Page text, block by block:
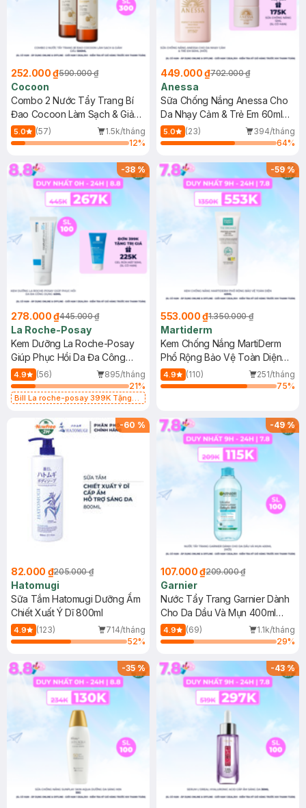
252.000 ₫590.000 ₫
Cocoon
Combo 2 Nước Tẩy Trang Bí
Đao Cocoon Làm Sạch & Giảm
Dầu 500ml
5.0 (57)
1.5k/tháng
12%
449.000 ₫702.000 ₫
Anessa
Sữa Chống Nắng Anessa Cho
Da Nhạy Cảm & Trẻ Em 60ml
(Mới)
5.0 (23)
394/tháng
64%
-38%
278.000 ₫445.000 ₫
La Roche-Posay
Kem Dưỡng La Roche-Posay
Giúp Phục Hồi Da Đa Công
Dụng 40ml
4.9 (56)
895/tháng
21%
Bill La roche-posay 399K Tặng
(SL có hạn)
-59%
553.000 ₫1.350.000 ₫
Martiderm
Kem Chống Nắng MartiDerm
Phổ Rộng Bảo Vệ Toàn Diện
40ml
4.9 (110)
251/tháng
75%
-60 %
82.000 ₫205.000 ₫
Hatomugi
Sữa Tắm Hatomugi Dưỡng Ẩm
Chiết Xuất Ý Dĩ 800ml
4.9 (123)
714/tháng
52%
-49%
107.000 ₫209.000 ₫
Garnier
Nước Tẩy Trang Garnier Dành
Cho Da Dầu Và Mụn 400ml
(Mới)
4.9 (69)
1.1k/tháng
29%
-35% -43%